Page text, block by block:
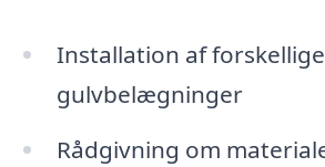
Installation af
gulvbelægninger
Rådgivning om